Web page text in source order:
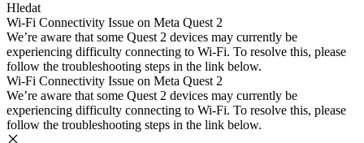
Hledat
Wi-Fi Connectivity Issue on Meta Quest 2
We’re aware that some Quest 2 devices may currently be
experiencing difficulty connecting to Wi-Fi. To resolve this, please
follow the troubleshooting steps in the link below.
Wi-Fi Connectivity Issue on Meta Quest 2
We’re aware that some Quest 2 devices may currently be
experiencing difficulty connecting to Wi-Fi. To resolve this, please
follow the troubleshooting steps in the link below.